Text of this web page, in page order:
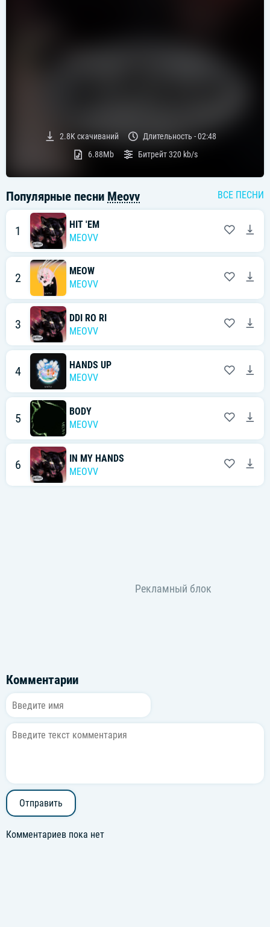
2.8Kскачиваний Длительность -02:48
6.88Mb
Битрейт320 kb/s
Популярные песни Meovv ВСЕ ПЕСНИ
1
HIT 'EM
MEOVV
2
MEOW
MEOVV
3
DDI RO RI
MEOVV
4
HANDS UP
MEOVV
5
BODY
MEOVV
6
IN MY HANDS
MEOVV
Комментарии
Отправить
Комментариев пока нет